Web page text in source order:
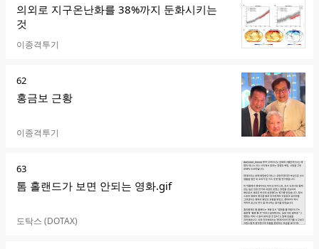
위
의외로 지구온난화를 38%까지 둔화시키는
것
카페명
이종격투기
순
위
62
홍금보 근황
카페명
이종격투기
순
위
63
톰 홀랜드가 보면 안되는 영화.gif
카페명
도탁스 (DOTAX)